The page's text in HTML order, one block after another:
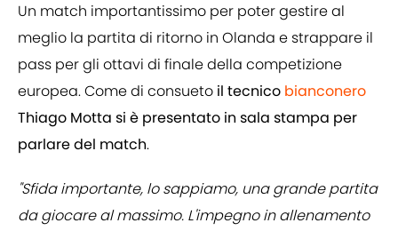
Un match importantissimo per poter gestire al
meglio la partita di ritorno in Olanda e strappare il
pass per gli ottavi di finale della competizione
europea. Come di consueto il tecnico bianconero
Thiago Motta si è presentato in sala stampa per
parlare del match.
"Sfida importante, lo sappiamo, una grande partita
da giocare al massimo. L'impegno in allenamento